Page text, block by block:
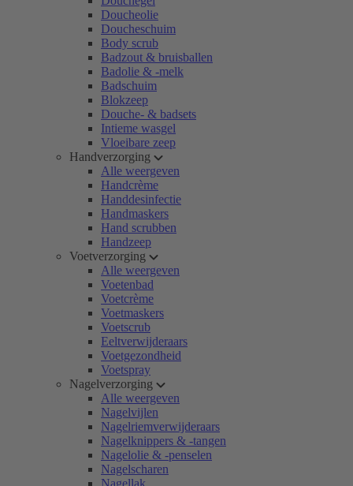
Doucheolie
Doucheschuim
Body scrub
Badzout & bruisballen
Badolie & -melk
Badschuim
Blokzeep
Douche- & badsets
Intieme wasgel
Vloeibare zeep
Handverzorging
Alle weergeven
Handcrème
Handdesinfectie
Handmaskers
Hand scrubben
Handzeep
Voetverzorging
Alle weergeven
Voetenbad
Voetcrème
Voetmaskers
Voetscrub
Eeltverwijderaars
Voetgezondheid
Voetspray
Nagelverzorging
Alle weergeven
Nagelvijlen
Nagelriemverwijderaars
Nagelknippers & -tangen
Nagelolie & -penselen
Nagelscharen
Nagellak